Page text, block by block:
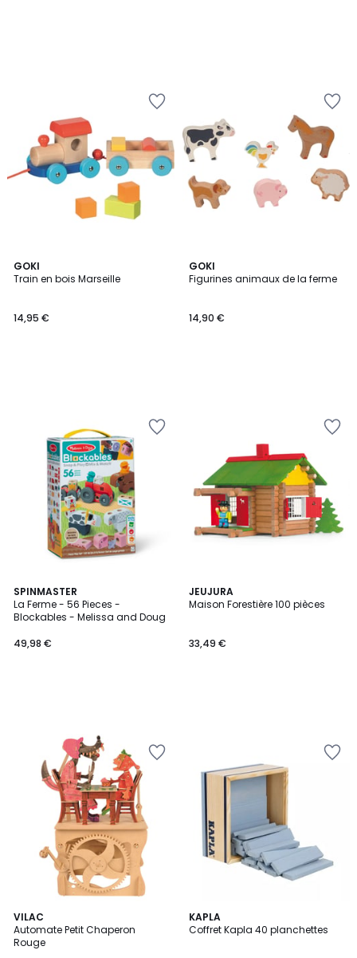
GOKI
Train en bois Marseille
14,95 €
GOKI
Figurines animaux de la ferme
14,90 €
SPINMASTER
La Ferme - 56 Pieces -
Blockables - Melissa and Doug
49,98 €
JEUJURA
Maison Forestière 100 pièces
33,49 €
VILAC
Automate Petit Chaperon
Rouge
KAPLA
Coffret Kapla 40 planchettes